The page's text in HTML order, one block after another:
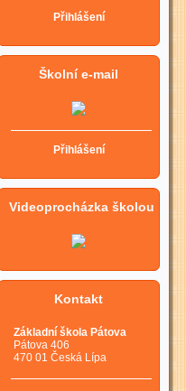
Přihlášení
Školní e-mail
Přihlášení
Videoprocházka školou
Kontakt
Základní škola Pátova
Pátova 406
470 01 Česká Lípa